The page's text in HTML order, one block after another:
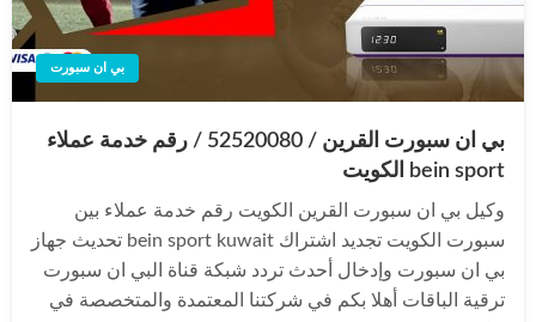
بي ان سبورت
بي ان سبورت القرين / 52520080 / رقم خدمة عملاء
bein sport الكويت
وكيل بي ان سبورت القرين الكويت رقم خدمة عملاء بين
سبورت الكويت تجديد اشتراك bein sport kuwait تحديث جهاز
بي ان سبورت وإدخال أحدث تردد شبكة قناة البي ان سبورت
ترقية الباقات أهلا بكم في شركتنا المعتمدة والمتخصصة في